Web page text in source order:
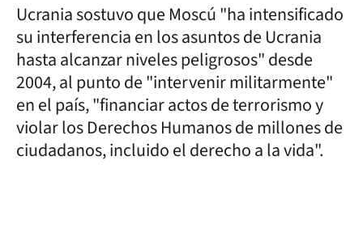
Ucrania sostuvo que Moscú "ha intensificado
su interferencia en los asuntos de Ucrania
hasta alcanzar niveles peligrosos" desde
2004, al punto de "intervenir militarmente"
en el país, "financiar actos de terrorismo y
violar los Derechos Humanos de millones de
ciudadanos, incluido el derecho a la vida".